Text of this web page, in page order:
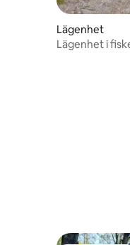
Lägenhet
Lägenhet i